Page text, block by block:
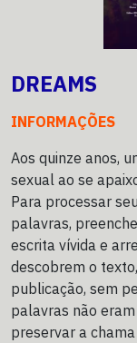
DREAMS
INFORMAÇÕES
Aos quinze anos,
sexual ao se
Para processar
palavras,
escrita vívida e
descobrem o
publicação, sem
palavras não
preservar a